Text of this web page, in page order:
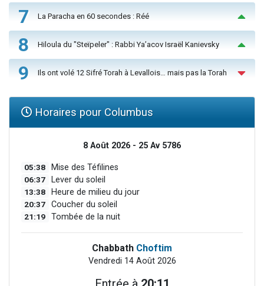
7 La Paracha en 60 secondes : Réé
8 Hiloula du "Steïpeler" : Rabbi Ya’acov Israël Kanievsky
9 Ils ont volé 12 Sifré Torah à Levallois… mais pas la Torah
Horaires pour Columbus
8 Août 2026 - 25 Av 5786
05:38 Mise des Téfilines
06:37 Lever du soleil
13:38 Heure de milieu du jour
20:37 Coucher du soleil
21:19 Tombée de la nuit
Chabbath Choftim
Vendredi 14 Août 2026